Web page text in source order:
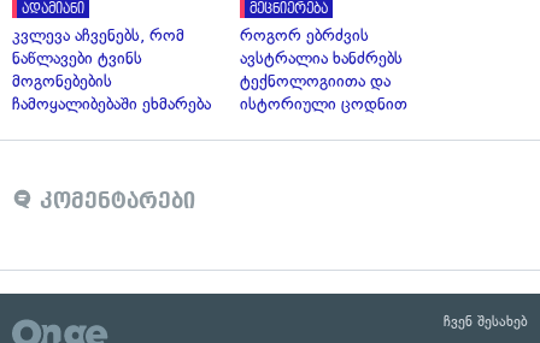
ადამიანი
კვლევა აჩვენებს, რომ
ნაწლავები ტვინს
მოგონებების
ჩამოყალიბებაში ეხმარება
მეცნიერება
როგორ ებრძვის
ავსტრალია ხანძრებს
ტექნოლოგიითა და
ისტორიული ცოდნით
კომენტარები
ჩვენ შესახებ